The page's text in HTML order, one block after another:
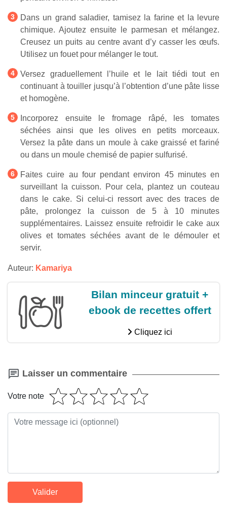
Dans un grand saladier, tamisez la farine et la levure
chimique. Ajoutez ensuite le parmesan et mélangez.
Creusez un puits au centre avant d’y casser les œufs.
Utilisez un fouet pour mélanger le tout.
Versez graduellement l’huile et le lait tiédi tout en
continuant à touiller jusqu’à l’obtention d’une pâte lisse
et homogène.
Incorporez ensuite le fromage râpé, les tomates
séchées ainsi que les olives en petits morceaux.
Versez la pâte dans un moule à cake graissé et fariné
ou dans un moule chemisé de papier sulfurisé.
Faites cuire au four pendant environ 45 minutes en
surveillant la cuisson. Pour cela, plantez un couteau
dans le cake. Si celui-ci ressort avec des traces de
pâte, prolongez la cuisson de 5 à 10 minutes
supplémentaires. Laissez ensuite refroidir le cake aux
olives et tomates séchées avant de le démouler et
servir.
Auteur: Kamariya
Bilan minceur gratuit +
ebook de recettes offert
Cliquez ici
Laisser un commentaire
Votre note